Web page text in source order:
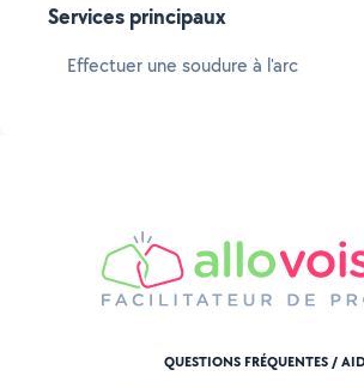
Services principaux
Effectuer une soudure à l'arc
QUESTIONS FRÉQUENTES /